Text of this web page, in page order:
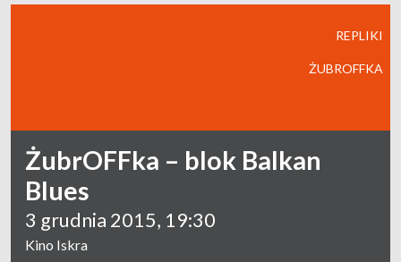
ŻubrOFFka – blok Balkan
Blues
3 grudnia 2015, 19:30
Kino Iskra
REPLIKI
ŻUBROFFKA